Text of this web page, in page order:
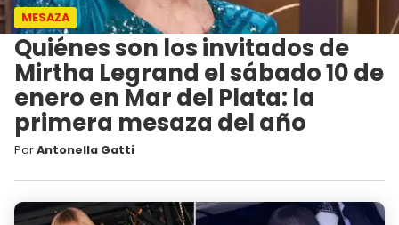
MESAZA
Quiénes son los invitados de
Mirtha Legrand el sábado 10 de
enero en Mar del Plata: la
primera mesaza del año
PorAntonella Gatti